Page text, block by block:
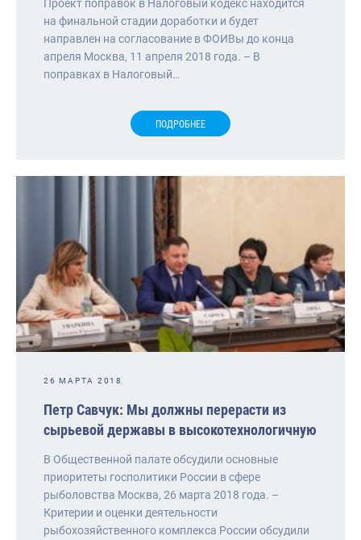
Проект поправок в Налоговый кодекс находится
на финальной стадии доработки и будет
направлен на согласование в ФОИВы до конца
апреля Москва, 11 апреля 2018 года. – В
поправках в Налоговый…
ПОДРОБНЕЕ
26 МАРТА 2018
Петр Савчук: Мы должны перерасти из
сырьевой державы в высокотехнологичную
В Общественной палате обсудили основные
приоритеты госполитики России в сфере
рыболовства Москва, 26 марта 2018 года. –
Критерии и оценки деятельности
рыбохозяйственного комплекса России обсудили